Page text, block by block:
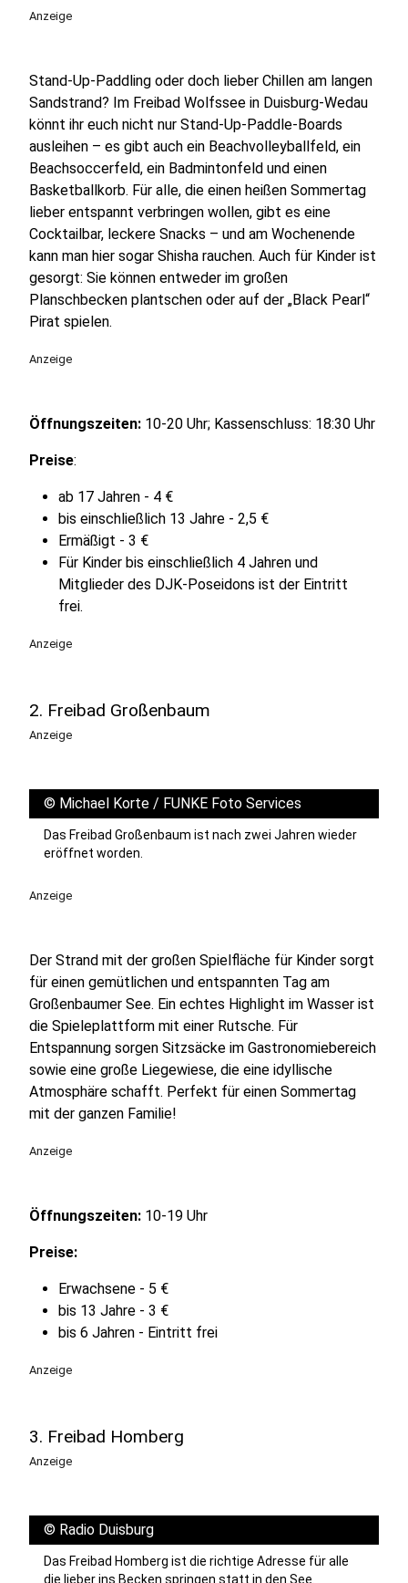
Anzeige
Stand-Up-Paddling oder doch lieber Chillen am langen
Sandstrand? Im Freibad Wolfssee in Duisburg-Wedau
könnt ihr euch nicht nur Stand-Up-Paddle-Boards
ausleihen – es gibt auch ein Beachvolleyballfeld, ein
Beachsoccerfeld, ein Badmintonfeld und einen
Basketballkorb. Für alle, die einen heißen Sommertag
lieber entspannt verbringen wollen, gibt es eine
Cocktailbar, leckere Snacks – und am Wochenende
kann man hier sogar Shisha rauchen. Auch für Kinder ist
gesorgt: Sie können entweder im großen
Planschbecken plantschen oder auf der „Black Pearl“
Pirat spielen.
Anzeige
Öffnungszeiten: 10-20 Uhr; Kassenschluss: 18:30 Uhr
Preise:
ab 17 Jahren - 4 €
bis einschließlich 13 Jahre - 2,5 €
Ermäßigt - 3 €
Für Kinder bis einschließlich 4 Jahren und
Mitglieder des DJK-Poseidons ist der Eintritt
frei.
Anzeige
2. Freibad Großenbaum
Anzeige
© Michael Korte / FUNKE Foto Services
Das Freibad Großenbaum ist nach zwei Jahren wieder
eröffnet worden.
Anzeige
Der Strand mit der großen Spielfläche für Kinder sorgt
für einen gemütlichen und entspannten Tag am
Großenbaumer See. Ein echtes Highlight im Wasser ist
die Spieleplattform mit einer Rutsche. Für
Entspannung sorgen Sitzsäcke im Gastronomiebereich
sowie eine große Liegewiese, die eine idyllische
Atmosphäre schafft. Perfekt für einen Sommertag
mit der ganzen Familie!
Anzeige
Öffnungszeiten: 10-19 Uhr
Preise:
Erwachsene - 5 €
bis 13 Jahre - 3 €
bis 6 Jahren - Eintritt frei
Anzeige
3. Freibad Homberg
Anzeige
© Radio Duisburg
Das Freibad Homberg ist die richtige Adresse für alle
die lieber ins Becken springen statt in den See.